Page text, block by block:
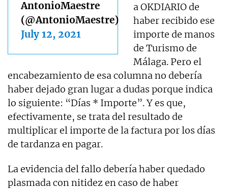
AntonioMaestre
(@AntonioMaestre)
July 12, 2021
a OKDIARIO de
haber recibido ese
importe de manos
de Turismo de
Málaga. Pero el
encabezamiento de esa columna no debería
haber dejado gran lugar a dudas porque indica
lo siguiente: “Días * Importe”. Y es que,
efectivamente, se trata del resultado de
multiplicar el importe de la factura por los días
de tardanza en pagar.
La evidencia del fallo debería haber quedado
plasmada con nitidez en caso de haber